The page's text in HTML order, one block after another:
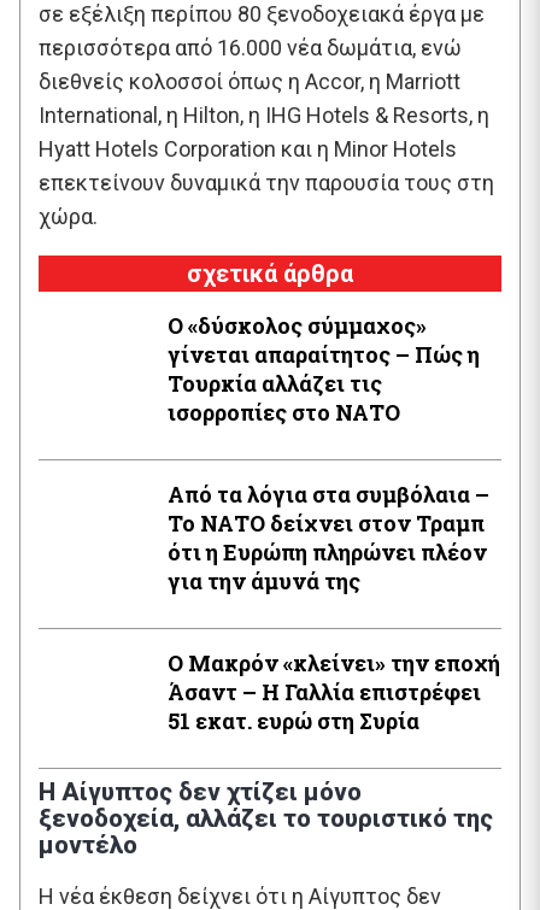
σε εξέλιξη περίπου 80 ξενοδοχειακά έργα με
περισσότερα από 16.000 νέα δωμάτια, ενώ
διεθνείς κολοσσοί όπως η Accor, η Marriott
International, η Hilton, η IHG Hotels & Resorts, η
Hyatt Hotels Corporation και η Minor Hotels
επεκτείνουν δυναμικά την παρουσία τους στη
χώρα.
σχετικά άρθρα
Ο «δύσκολος σύμμαχος»
γίνεται απαραίτητος – Πώς η
Τουρκία αλλάζει τις
ισορροπίες στο ΝΑΤΟ
Από τα λόγια στα συμβόλαια –
Το ΝΑΤΟ δείχνει στον Τραμπ
ότι η Ευρώπη πληρώνει πλέον
για την άμυνά της
Ο Μακρόν «κλείνει» την εποχή
Άσαντ – Η Γαλλία επιστρέφει
51 εκατ. ευρώ στη Συρία
Η Αίγυπτος δεν χτίζει μόνο
ξενοδοχεία, αλλάζει το τουριστικό της
μοντέλο
Η νέα έκθεση δείχνει ότι η Αίγυπτος δεν